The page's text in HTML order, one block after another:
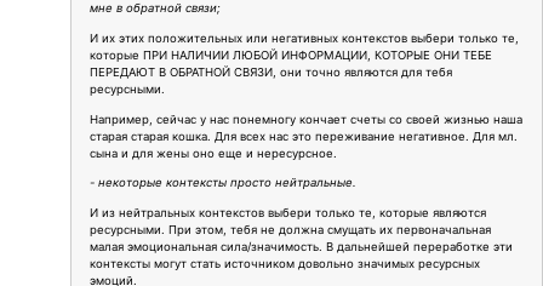
мне в обратной связи;
И их этих положительных или негативных контекстов выбери только те,
которые ПРИ НАЛИЧИИ ЛЮБОЙ ИНФОРМАЦИИ, КОТОРЫЕ ОНИ ТЕБЕ
ПЕРЕДАЮТ В ОБРАТНОЙ СВЯЗИ, они точно являются для тебя
ресурсными.
Например, сейчас у нас понемногу кончает счеты со своей жизнью наша
старая старая кошка. Для всех нас это переживание негативное. Для мл.
сына и для жены оно еще и нересурсное.
- некоторые контексты просто нейтральные.
И из нейтральных контекстов выбери только те, которые являются
ресурсными. При этом, тебя не должна смущать их первоначальная
малая эмоциональная сила/значимость. В дальнейшей переработке эти
контексты могут стать источником довольно значимых ресурсных
эмоций.